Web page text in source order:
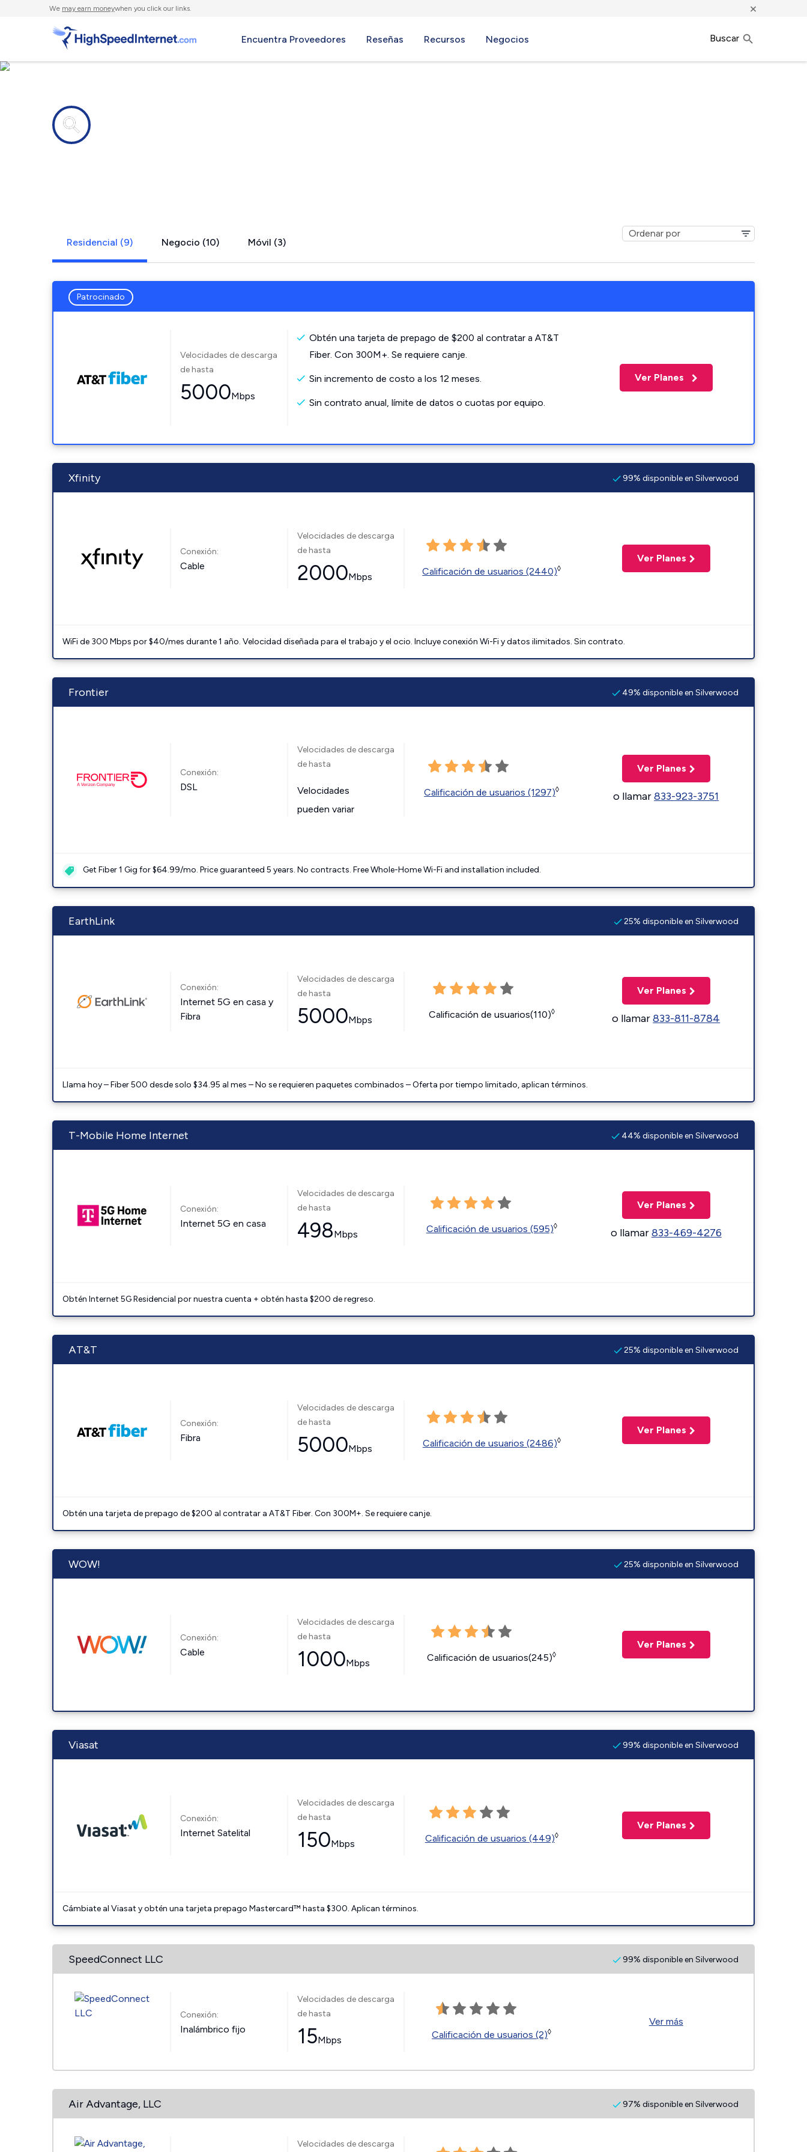
We may earn moneywhen you click our links. ×
Encuentra Proveedores Reseñas Recursos Negocios Buscar
Residencial (9) Negocio (10) Móvil (3)
Patrocinado
Velocidades de descarga
de hasta
5000Mbps
Obtén una tarjeta de prepago de $200 al contratar a AT&T
Fiber. Con 300M+. Se requiere canje.
Sin incremento de costo a los 12 meses.
Sin contrato anual, límite de datos o cuotas por equipo.
Ver Planes
Xfinity 99% disponible en Silverwood
Conexión:
Cable
Velocidades de descarga
de hasta
2000Mbps Calificación de usuarios (2440)◊
Ver Planes
WiFi de 300 Mbps por $40/mes durante 1 año. Velocidad diseñada para el trabajo y el ocio. Incluye conexión Wi-Fi y datos ilimitados. Sin contrato.
Frontier 49% disponible en Silverwood
Conexión:
DSL
Velocidades de descarga
de hasta
Velocidades
pueden variar
Calificación de usuarios (1297)◊
Ver Planes
o llamar833-923-3751
Get Fiber 1 Gig for $64.99/mo. Price guaranteed 5 years. No contracts. Free Whole-Home Wi-Fi and installation included.
EarthLink 25% disponible en Silverwood
Conexión:
Internet 5G en casa y
Fibra
Velocidades de descarga
de hasta
5000Mbps Calificación de usuarios(110)◊
Ver Planes
o llamar833-811-8784
Llama hoy – Fiber 500 desde solo $34.95 al mes – No se requieren paquetes combinados – Oferta por tiempo limitado, aplican términos.
T-Mobile Home Internet 44% disponible en Silverwood
Conexión:
Internet 5G en casa
Velocidades de descarga
de hasta
498Mbps Calificación de usuarios (595)◊
Ver Planes
o llamar833-469-4276
Obtén Internet 5G Residencial por nuestra cuenta + obtén hasta $200 de regreso.
AT&T 25% disponible en Silverwood
Conexión:
Fibra
Velocidades de descarga
de hasta
5000Mbps Calificación de usuarios (2486)◊
Ver Planes
Obtén una tarjeta de prepago de $200 al contratar a AT&T Fiber. Con 300M+. Se requiere canje.
WOW! 25% disponible en Silverwood
Conexión:
Cable
Velocidades de descarga
de hasta
1000Mbps Calificación de usuarios(245)◊
Ver Planes
Viasat 99% disponible en Silverwood
Conexión:
Internet Satelital
Velocidades de descarga
de hasta
150Mbps Calificación de usuarios (449)◊
Ver Planes
Cámbiate al Viasat y obtén una tarjeta prepago Mastercard™ hasta $300. Aplican términos.
SpeedConnect LLC 99% disponible en Silverwood
Conexión:
Inalámbrico fijo
Velocidades de descarga
de hasta
15Mbps Calificación de usuarios (2)◊
Ver más
Air Advantage, LLC 97% disponible en Silverwood
Velocidades de descarga